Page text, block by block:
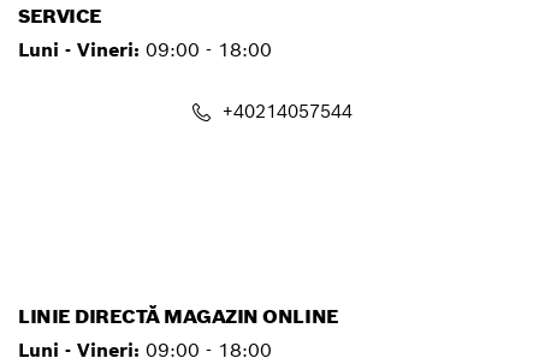
SERVICE
Luni - Vineri: 09:00 - 18:00
+40214057544
LINIE DIRECTĂ MAGAZIN ONLINE
Luni - Vineri: 09:00 - 18:00